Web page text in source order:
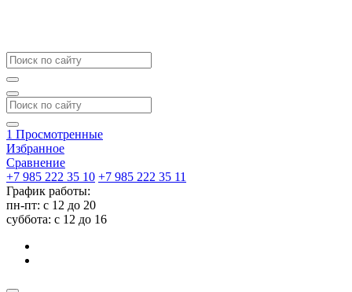
1 Просмотренные
Избранное
Сравнение
+7 985 222 35 10 +7 985 222 35 11
График работы:
пн-пт: с 12 до 20
суббота: c 12 до 16